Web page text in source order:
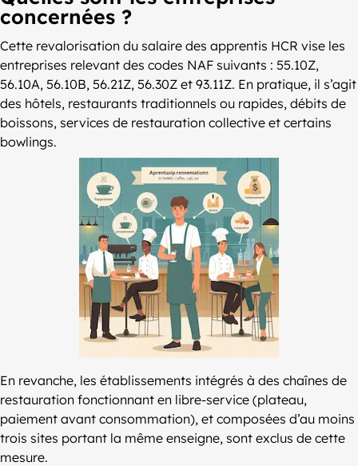
concernées ?
Cette revalorisation du salaire des apprentis HCR vise les
entreprises relevant des codes NAF suivants : 55.10Z,
56.10A, 56.10B, 56.21Z, 56.30Z et 93.11Z. En pratique, il s’agit
des hôtels, restaurants traditionnels ou rapides, débits de
boissons, services de restauration collective et certains
bowlings.
En revanche, les établissements intégrés à des chaînes de
restauration fonctionnant en libre-service (plateau,
paiement avant consommation), et composées d’au moins
trois sites portant la même enseigne, sont exclus de cette
mesure.